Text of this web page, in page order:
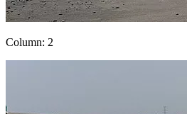
Column: 2